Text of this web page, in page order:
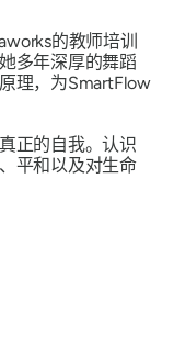
的教师培训
多年深厚的舞蹈
理，为SmartFlow
正的自我。认识
平和以及对生命